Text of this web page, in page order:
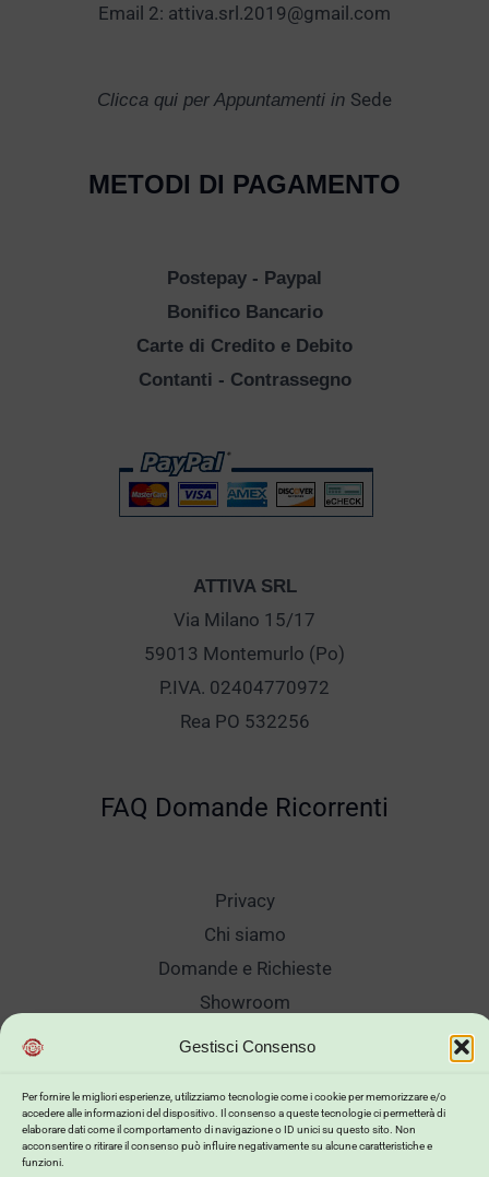
Gestisci Consenso
Per fornire le migliori esperienze, utilizziamo tecnologie come i cookie per memorizzare e/o
accedere alle informazioni del dispositivo. Il consenso a queste tecnologie ci permetterà di
elaborare dati come il comportamento di navigazione o ID unici su questo sito. Non
acconsentire o ritirare il consenso può influire negativamente su alcune caratteristiche e
funzioni.
Email 2: attiva.srl.2019@gmail.com
Clicca qui per Appuntamenti in Sede
METODI DI PAGAMENTO
Postepay - Paypal
Bonifico Bancario
Carte di Credito e Debito
Contanti - Contrassegno
ATTIVA SRL
Via Milano 15/17
59013 Montemurlo (Po)
P.IVA. 02404770972
Rea PO 532256
FAQ Domande Ricorrenti
Privacy
Chi siamo
Domande e Richieste
Showroom
Spedizioni
Reso Cambio Merce
Lavora Con Noi